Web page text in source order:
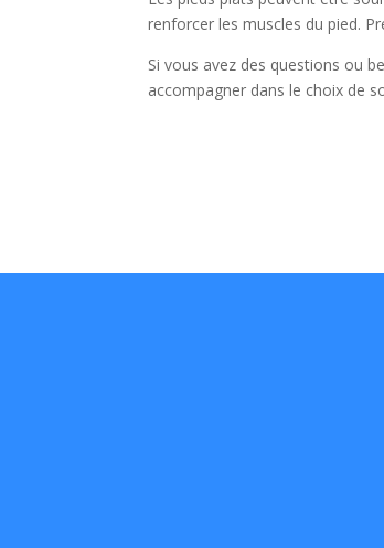
renforcer les muscles du pied.
Si vous avez des questions ou
accompagner dans le choix de